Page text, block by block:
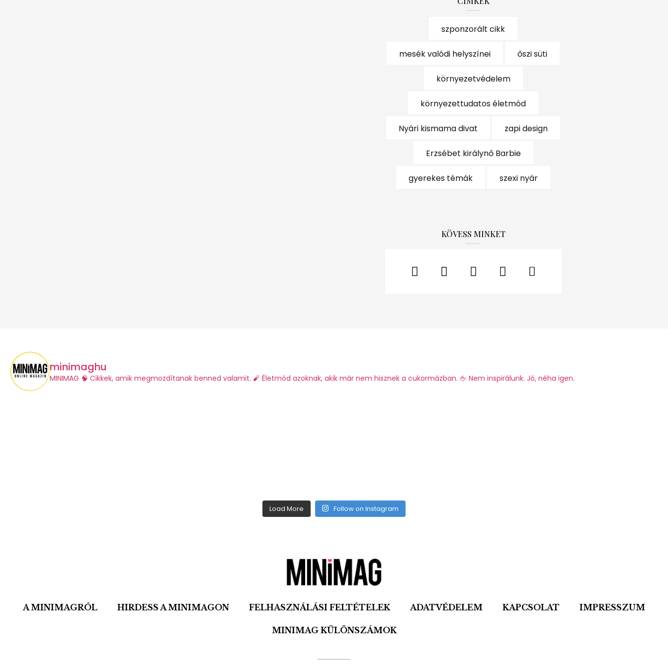
szponzorált cikk
mesék valódi helyszínei őszi süti
környezetvédelem
környezettudatos életmód
Nyári kismama divat zapi design
Erzsébet királynő Barbie
gyerekes témák szexi nyár
KÖVESS MINKET
minimaghu
​MINIMAG 🧠 Cikkek, amik megmozdítanak benned valamit. 🧨 Életmód azoknak, akik már nem hisznek a cukormázban. 🖕 Nem inspirálunk. Jó, néha igen.
Load More Follow on Instagram
A MINIMAGRÓL HIRDESS A MINIMAGON FELHASZNÁLÁSI FELTÉTELEK ADATVÉDELEM KAPCSOLAT IMPRESSZUM
MINIMAG KÜLÖNSZÁMOK